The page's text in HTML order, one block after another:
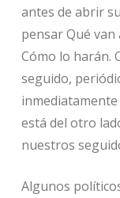
antes de abrir
pensar Qué van
Cómo lo harán.
seguido,
está del otro
nuestros
Algunos